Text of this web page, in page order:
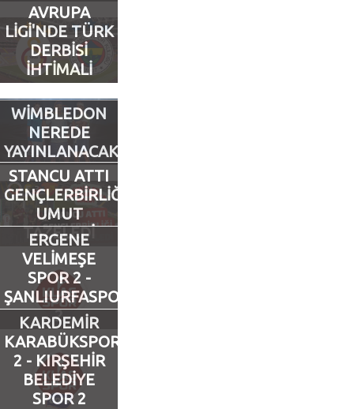
Foto Galeri
Video Galeri
Ankara Takımları
Futbol
Basketbol
Voleybol
Hentbol
Bisiklet
Diğer Sporlar
AVRUPA
LİGİ'NDE TÜRK
DERBİSİ
İHTİMALİ
WİMBLEDON
NEREDE
YAYINLANACAK?
STANCU ATTI
GENÇLERBİRLİĞİ
UMUT
TAZELEDİ
ERGENE
VELİMEŞE
SPOR 2 -
ŞANLIURFASPOR
2
KARDEMİR
KARABÜKSPOR
2 - KIRŞEHİR
BELEDİYE
SPOR 2